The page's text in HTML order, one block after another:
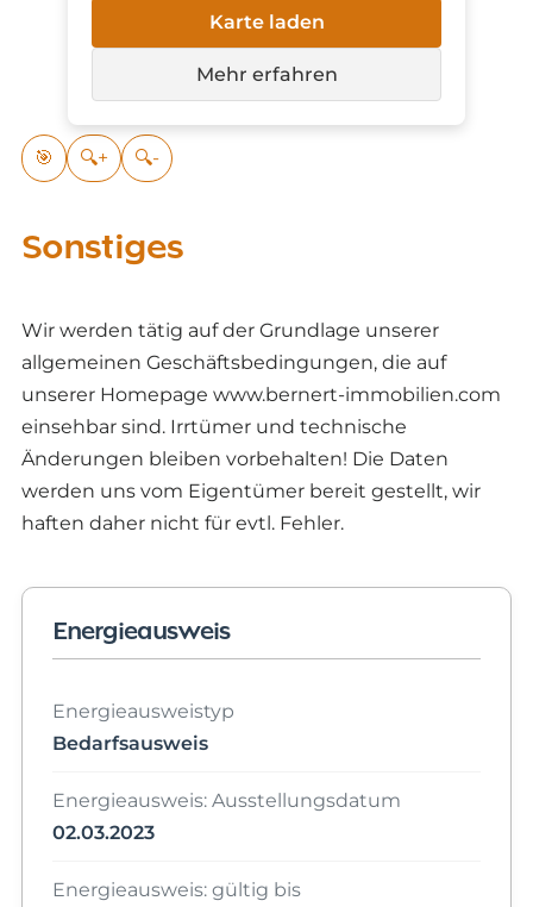
Karte laden
Mehr erfahren
🎯 🔍+ 🔍-
Sonstiges
Wir werden tätig auf der Grundlage unserer
allgemeinen Geschäftsbedingungen, die auf
unserer Homepage www.bernert-immobilien.com
einsehbar sind. Irrtümer und technische
Änderungen bleiben vorbehalten! Die Daten
werden uns vom Eigentümer bereit gestellt, wir
haften daher nicht für evtl. Fehler.
Energieausweis
Energieausweistyp
Bedarfsausweis
Energieausweis: Ausstellungsdatum
02.03.2023
Energieausweis: gültig bis